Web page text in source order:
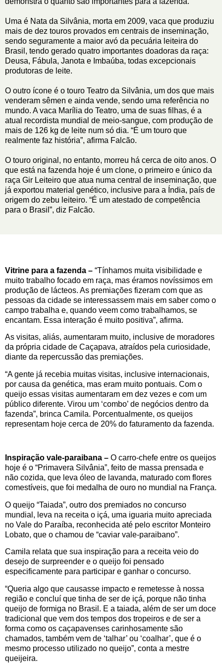
Uma é Nata da Silvânia, morta em 2009, vaca que produziu
mais de dez touros provados em centrais de inseminação,
sendo seguramente a maior avó da pecuária leiteira do
Brasil, tendo gerado quatro importantes doadoras da raça:
Deusa, Fábula, Janota e Imbaúba, todas excepcionais
produtoras de leite.
O outro ícone é o touro Teatro da Silvânia, um dos que mais
venderam sêmen e ainda vende, sendo uma referência no
mundo. A vaca Marília do Teatro, uma de suas filhas, é a
atual recordista mundial de meio-sangue, com produção de
mais de 126 kg de leite num só dia. “É um touro que
realmente faz história”, afirma Falcão.
O touro original, no entanto, morreu há cerca de oito anos. O
que está na fazenda hoje é um clone, o primeiro e único da
raça Gir Leiteiro que atua numa central de inseminação, que
já exportou material genético, inclusive para a Índia, país de
origem do zebu leiteiro. “É um atestado de competência
para o Brasil”, diz Falcão.
Vitrine para a fazenda – “Tínhamos muita visibilidade e
muito trabalho focado em raça, mas éramos novíssimos em
produção de lácteos. As premiações fizeram com que as
pessoas da cidade se interessassem mais em saber como o
campo trabalha e, quando veem como trabalhamos, se
encantam. Essa interação é muito positiva”, afirma.
As visitas, aliás, aumentaram muito, inclusive de moradores
da própria cidade de Caçapava, atraídos pela curiosidade,
diante da repercussão das premiações.
“A gente já recebia muitas visitas, inclusive internacionais,
por causa da genética, mas eram muito pontuais. Com o
queijo essas visitas aumentaram em dez vezes e com um
público diferente. Virou um ‘combo’ de negócios dentro da
fazenda”, brinca Camila. Porcentualmente, os queijos
representam hoje cerca de 20% do faturamento da fazenda.
Inspiração vale-paraibana – O carro-chefe entre os queijos
hoje é o “Primavera Silvânia”, feito de massa prensada e
não cozida, que leva óleo de lavanda, maturado com flores
comestíveis, que foi medalha de ouro no mundial na França.
O queijo “Taiada”, outro dos premiados no concurso
mundial, leva na receita o içá, uma iguaria muito apreciada
no Vale do Paraíba, reconhecida até pelo escritor Monteiro
Lobato, que o chamou de “caviar vale-paraibano”.
Camila relata que sua inspiração para a receita veio do
desejo de surpreender e o queijo foi pensado
especificamente para participar e ganhar o concurso.
“Queria algo que causasse impacto e remetesse à nossa
região e concluí que tinha de ser de içá, porque não tinha
queijo de formiga no Brasil. E a taiada, além de ser um doce
tradicional que vem dos tempos dos tropeiros e de ser a
forma como os caçapavenses carinhosamente são
chamados, também vem de ‘talhar’ ou ‘coalhar’, que é o
mesmo processo utilizado no queijo”, conta a mestre
queijeira.